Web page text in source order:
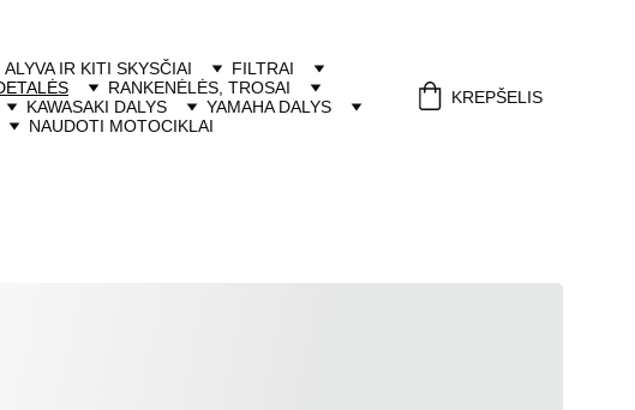
ALYVA IR KITI SKYSČIAI
FILTRAI
RANKENĖLĖS, TROSAI
KAWASAKI DALYS
YAMAHA DALYS
NAUDOTI MOTOCIKLAI
KREPŠELIS